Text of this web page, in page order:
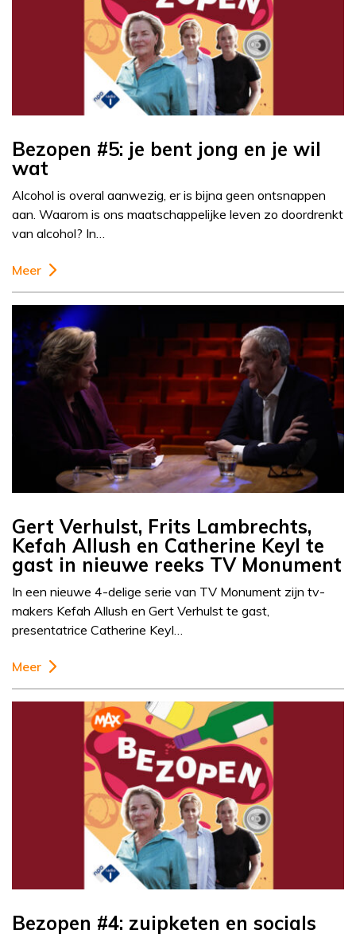
Bezopen #5: je bent jong en je wil
wat
Alcohol is overal aanwezig, er is bijna geen ontsnappen
aan. Waarom is ons maatschappelijke leven zo doordrenkt
van alcohol? In…
Meer
Gert Verhulst, Frits Lambrechts,
Kefah Allush en Catherine Keyl te
gast in nieuwe reeks TV Monument
In een nieuwe 4-delige serie van TV Monument zijn tv-
makers Kefah Allush en Gert Verhulst te gast,
presentatrice Catherine Keyl…
Meer
Bezopen #4: zuipketen en socials